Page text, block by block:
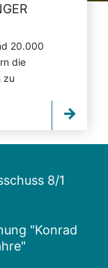
20.000
die
zu
8/1
"Konrad